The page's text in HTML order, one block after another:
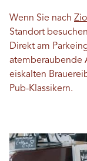
Wenn Sie nach
Standort
Direkt am
atemberaubende
eiskalten
Pub-Klassikern.